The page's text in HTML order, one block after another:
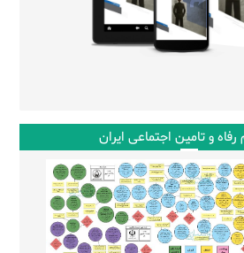
و تامین اجتماعی ایران